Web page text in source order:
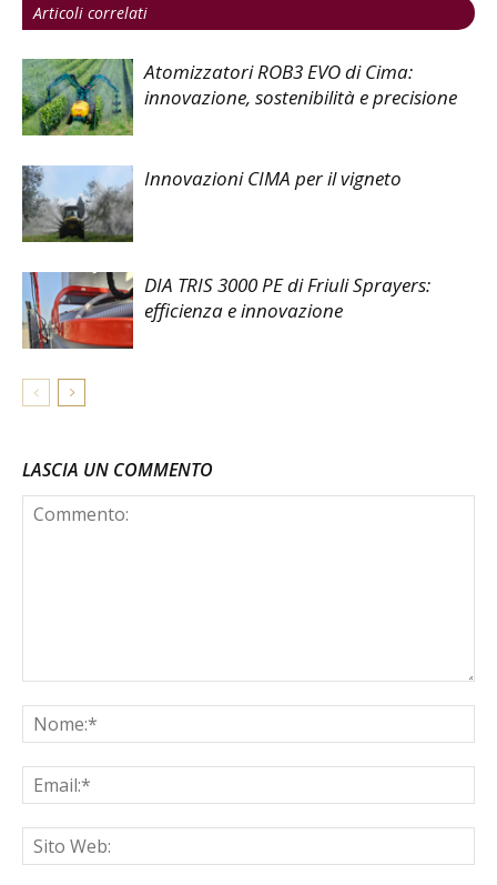
Articoli correlati
Atomizzatori ROB3 EVO di Cima:
innovazione, sostenibilità e precisione
Innovazioni CIMA per il vigneto
DIA TRIS 3000 PE di Friuli Sprayers:
efficienza e innovazione
LASCIA UN COMMENTO